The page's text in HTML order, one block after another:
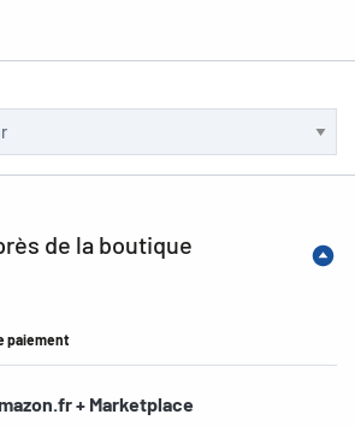
de la boutique
paiement
+ Marketplace